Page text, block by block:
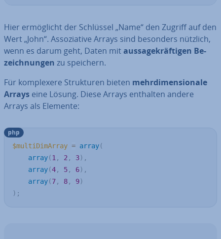
Hier er­mög­licht der Schlüssel „Name“ den Zugriff auf den
Wert „John“. As­so­zia­ti­ve Arrays sind besonders nützlich,
wenn es darum geht, Daten mitaus­sa­ge­kräf­ti­gen Be­
zeich­nun­gen zu speichern.
Für kom­ple­xe­re Struk­tu­ren bieten mehr­di­men­sio­na­le
Arrays eine Lösung. Diese Arrays enthalten andere
Arrays als Elemente:
$multiDimArray = array(
array(1 , 2 , 3) ,
array(4, 5, 6) ,
array(7, 8, 9)
) ;
php